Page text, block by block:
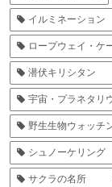
イルミネーション
ロープウェイ・ケ
潜伏キリシタン
宇宙・プラネタリ
野生生物ウォッチ
シュノーケリング
サクラの名所